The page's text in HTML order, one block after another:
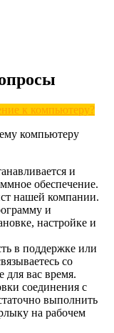
к компьютеру?
компьютеру
и
обеспечение.
нашей компании.
и
настройке и
в поддержке или
со
для вас время.
соединения с
выполнить
на рабочем